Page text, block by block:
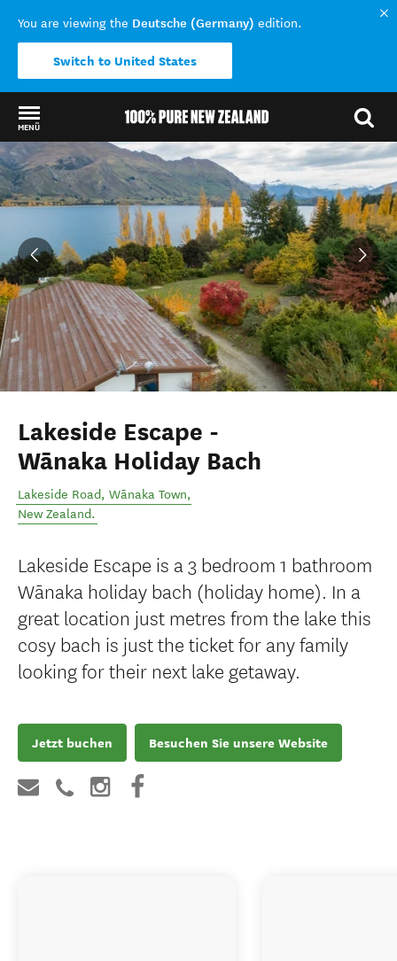
You are viewing the Deutsche (Germany) edition.
Switch to United States
MENÜ
Back to my results
Lakeside Escape -
Wānaka Holiday Bach
Lakeside Road, Wānaka Town,
New Zealand.
Lakeside Escape is a 3 bedroom 1 bathroom
Wānaka holiday bach (holiday home). In a
great location just metres from the lake this
cosy bach is just the ticket for any family
looking for their next lake getaway.
Jetzt buchen Besuchen Sie unsere Website